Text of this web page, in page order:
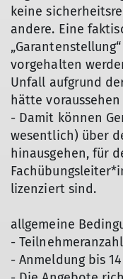
keine
andere. Eine
vorgehalten
Unfall aufgrund
hätte voraussehen
- Damit können
wesentlich) über
hinausgehen, für
lizenziert sind.
allgemeine
-
- Anmeldung bis
©